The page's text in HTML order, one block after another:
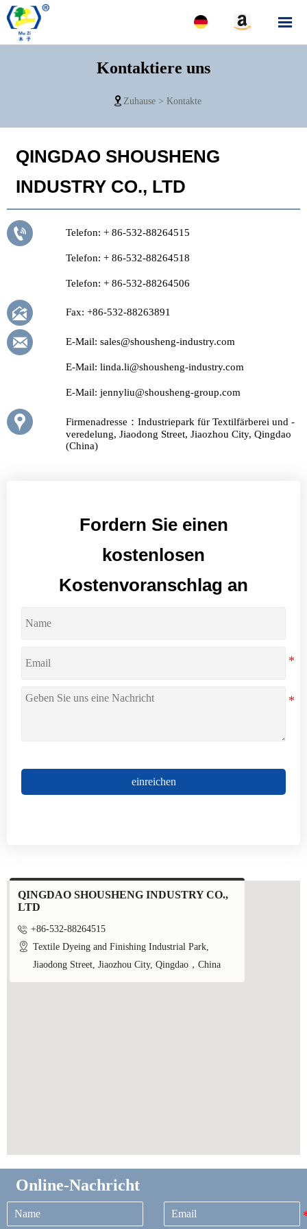

Kontaktiere uns
 Zuhause > Kontakte
QINGDAO SHOUSHENG
INDUSTRY CO., LTD
 Telefon: + 86-532-88264515
Telefon: + 86-532-88264518
Telefon: + 86-532-88264506
 Fax: +86-532-88263891
 E-Mail: sales@shousheng-industry.com
E-Mail: linda.li@shousheng-industry.com
E-Mail: jennyliu@shousheng-group.com

Firmenadresse：Industriepark für Textilfärberei und -
veredelung, Jiaodong Street, Jiaozhou City, Qingdao
(China)
Fordern Sie einen
kostenlosen
Kostenvoranschlag an
einreichen
QINGDAO SHOUSHENG INDUSTRY CO.,
LTD
 +86-532-88264515
 Textile Dyeing and Finishing Industrial Park,
Jiaodong Street, Jiaozhou City, Qingdao，China
Online-Nachricht